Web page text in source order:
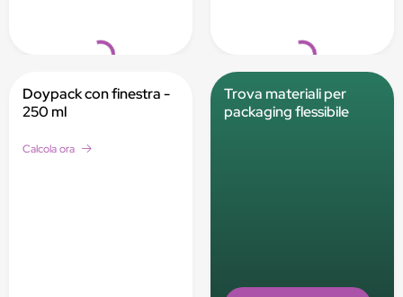
Loading... Loading...
Doypack con finestra -
250 ml
Calcola ora
Trova materiali per
packaging flessibile